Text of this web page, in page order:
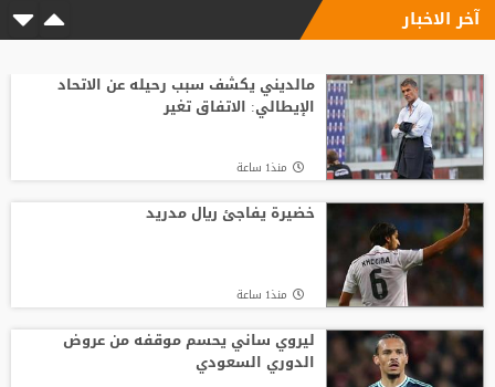
حكم الفيديو المساعد لأول مرة
باريس سان جيرمان يتوصل إلى اتفاق مع
فيران توريس
وفاة والد ليونيل ميسي عن 68 عاما
آخر الاخبار
مالديني يكشف سبب رحيله عن الاتحاد
الإيطالي: الاتفاق تغير
منذ1 ساعة
خضيرة يفاجئ ريال مدريد
منذ1 ساعة
ليروي ساني يحسم موقفه من عروض
الدوري السعودي